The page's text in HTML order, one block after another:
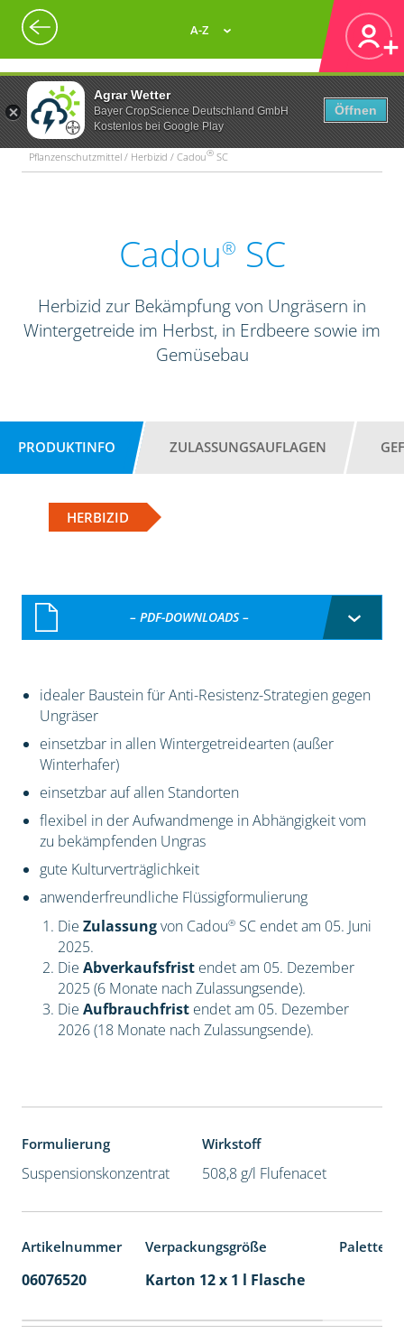
Agrar Wetter
Bayer CropScience Deutschland GmbH
Kostenlos bei Google Play
Öffnen
A-Z
Pflanzenschutzmittel / Herbizid / Cadou® SC
Cadou® SC
Herbizid zur Bekämpfung von Ungräsern in
Wintergetreide im Herbst, in Erdbeere sowie im
Gemüsebau
PRODUKTINFO ZULASSUNGSAUFLAGEN
HERBIZID
– PDF-DOWNLOADS –
idealer Baustein für Anti-Resistenz-Strategien gegen
Ungräser
einsetzbar in allen Wintergetreidearten (außer
Winterhafer)
einsetzbar auf allen Standorten
flexibel in der Aufwandmenge in Abhängigkeit vom
zu bekämpfenden Ungras
gute Kulturverträglichkeit
anwenderfreundliche Flüssigformulierung
Die Zulassungvon Cadou®SC endet am 05. Juni
2025.
Die Abverkaufsfristendet am 05. Dezember
2025 (6 Monate nach Zulassungsende).
Die Aufbrauchfristendet am 05. Dezember
2026 (18 Monate nach Zulassungsende).
Formulierung
Suspensionskonzentrat
Wirkstoff
508,8 g/l Flufenacet
Artikelnummer Verpackungsgröße
06076520 Karton 12 x 1 l Flasche